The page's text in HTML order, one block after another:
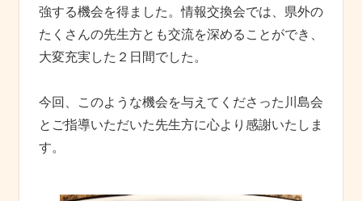
強する機会を得ました。情報交換会では、県外の
たくさんの先生方とも交流を深めることができ、
大変充実した２日間でした。
今回、このような機会を与えてくださった川島会
とご指導いただいた先生方に心より感謝いたしま
す。